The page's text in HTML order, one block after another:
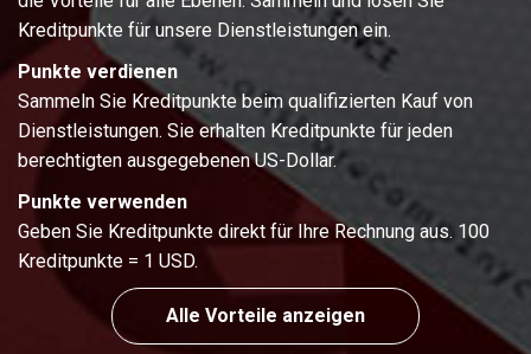
Kreditpunkte für unsere Dienstleistungen ein.
Punkte verdienen
Sammeln Sie Kreditpunkte beim qualifizierten Kauf von
Dienstleistungen. Sie erhalten Kreditpunkte für jeden
berechtigten ausgegebenen US-Dollar.
Punkte verwenden
Geben Sie Kreditpunkte direkt für Ihre Rechnung aus. 100
Kreditpunkte = 1 USD.
Alle Vorteile anzeigen